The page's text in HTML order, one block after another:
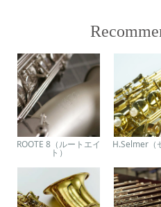
ROOTE 8（ルートエイ
ト）
H.Selmer（